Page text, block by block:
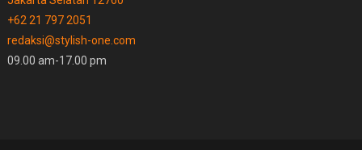
+62 21 797 2051
redaksi@stylish-one.com
09.00 am-17.00 pm